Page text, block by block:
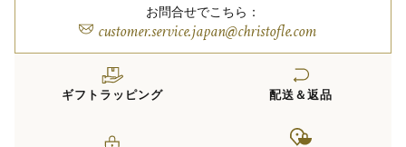
お問合せでこちら：
customer.service.japan@christofle.com
ギフトラッピング 配送＆返品